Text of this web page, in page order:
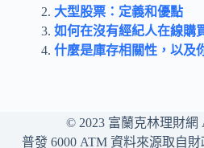
大型股票：定義和優點
如何在沒有經紀人在線購
什麼是庫存相關性，以及
© 2023 富蘭克林理財網
普發 6000 ATM 資料來源取自財